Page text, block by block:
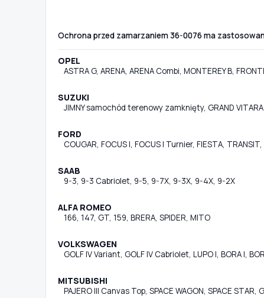
Ochrona przed zamarzaniem 36-0076 ma
OPEL
ASTRA G, ARENA, ARENA Combi, MONTEREY B,
SUZUKI
JIMNY samochód terenowy zamknięty, GRAND VITARA
FORD
COUGAR, FOCUS I, FOCUS I Turnier, FIESTA,
SAAB
9-3, 9-3 Cabriolet, 9-5, 9-7X, 9-3X, 9-4X, 9-2X
ALFA ROMEO
166, 147, GT, 159, BRERA, SPIDER, MITO
VOLKSWAGEN
GOLF IV Variant, GOLF IV Cabriolet, LUPO I, BORA I,
MITSUBISHI
PAJERO III Canvas Top, SPACE WAGON, SPACE STAR,